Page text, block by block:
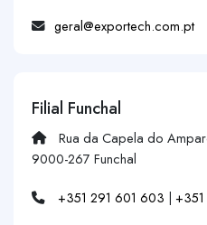
geral@exportech.com.pt
Filial Funchal
Rua da Capela do
9000-267 Funchal
+351 291 601 603 |